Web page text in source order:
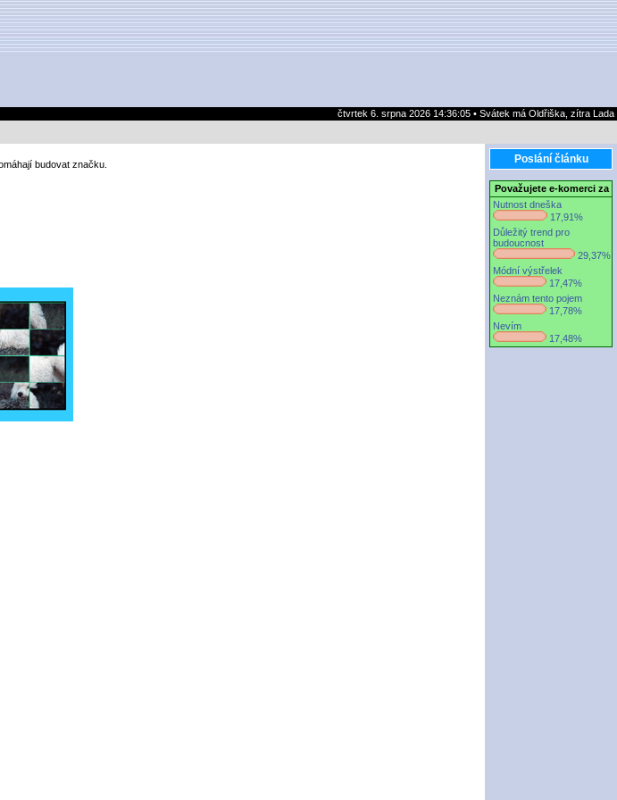
čtvrtek 6. srpna 2026 14:36:05 • Svátek má Oldřiška, zítra Lada
budovat značku.
Poslání článku
Považujete e-komerci za
Nutnost dneška
17,91%
Důležitý trend pro
budoucnost
29,37%
Módní výstřelek
17,47%
Neznám tento pojem
17,78%
Nevím
17,48%